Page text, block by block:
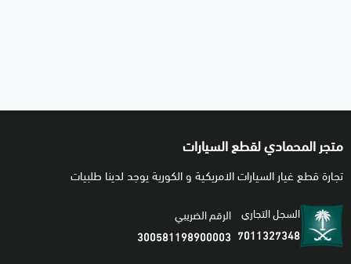
متجر المحمادي لقطع السيارات
تجارة قطع غيار السيارات الامريكية و الكورية يوجد لدينا طلبيات
السجل التجاري
7011327348
الرقم الضريبي
300581198900003